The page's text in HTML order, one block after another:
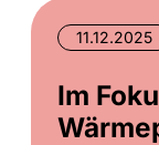
11.12.2025
Im